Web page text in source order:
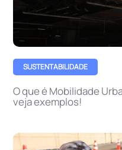
SUSTENTABILIDADE
O que é Mobilidade
veja exemplos!